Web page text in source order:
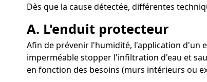
Dès que la cause détectée, différentes
A. L'enduit protecteur
Afin de prévenir l'humidité, l'application d'un
imperméable stopper l'infiltration d'eau et
en fonction des besoins (murs intérieurs ou